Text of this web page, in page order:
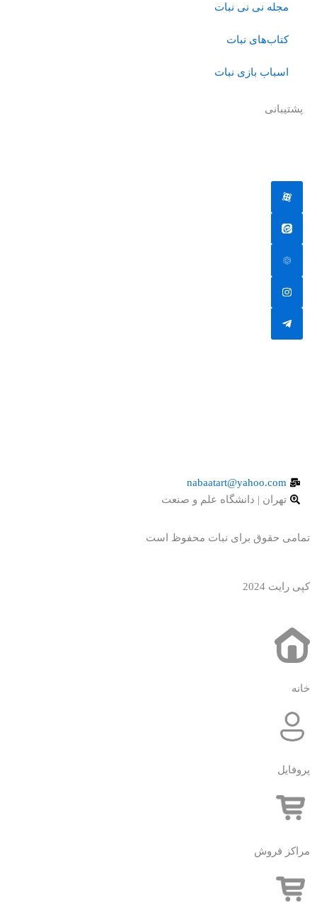
مجله نی نی نبات
کتاب‌های نبات
اسباب بازی نبات
پشتیبانی
nabaatart@yahoo.com
تهران | دانشگاه علم و صنعت
تمامی حقوق برای نبات محفوظ است
کپی رایت 2024
خانه
پروفایل
مراکز فروش